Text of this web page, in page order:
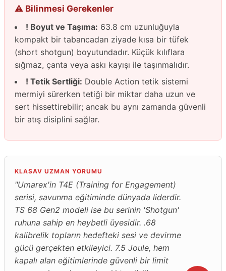
⚠️ Bilinmesi Gerekenler
! Boyut ve Taşıma: 63.8 cm uzunluğuyla
kompakt bir tabancadan ziyade kısa bir tüfek
(short shotgun) boyutundadır. Küçük kılıflara
sığmaz, çanta veya askı kayışı ile taşınmalıdır.
! Tetik Sertliği: Double Action tetik sistemi
mermiyi sürerken tetiği bir miktar daha uzun ve
sert hissettirebilir; ancak bu aynı zamanda güvenli
bir atış disiplini sağlar.
KLASAV UZMAN YORUMU
"Umarex'in T4E (Training for Engagement)
serisi, savunma eğitiminde dünyada liderdir.
TS 68 Gen2 modeli ise bu serinin 'Shotgun'
ruhuna sahip en heybetli üyesidir. .68
kalibrelik topların hedefteki sesi ve devirme
gücü gerçekten etkileyici. 7.5 Joule, hem
kapalı alan eğitimlerinde güvenli bir limit